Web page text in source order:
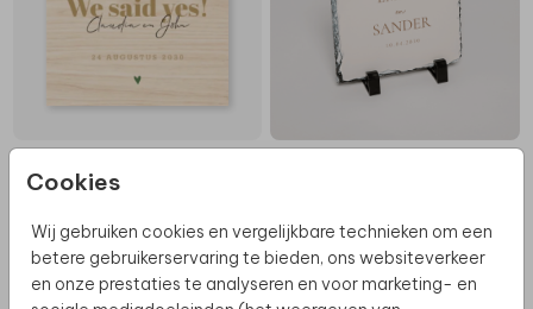
Cookies
Wij gebruiken cookies en vergelijkbare technieken om een
betere gebruikerservaring te bieden, ons websiteverkeer
en onze prestaties te analyseren en voor marketing- en
HOUT KERAMIEK